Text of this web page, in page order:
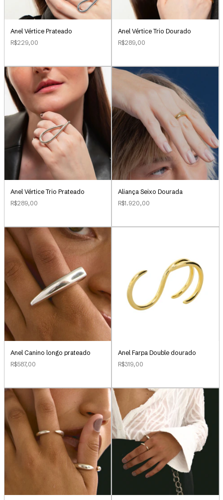
Anel Vértice Prateado
R$229,00
Anel Vértice Trio Dourado
R$289,00
Anel Vértice Trio Prateado
R$289,00
Aliança Seixo Dourada
R$1.920,00
Anel Canino longo prateado
R$587,00
Anel Farpa Double dourado
R$319,00